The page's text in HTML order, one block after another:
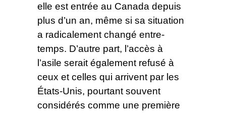
elle est entrée au Canada depuis
plus d’un an, même si sa situation
a radicalement changé entre-
temps. D’autre part, l’accès à
l’asile serait également refusé à
ceux et celles qui arrivent par les
États-Unis, pourtant souvent
considérés comme une première